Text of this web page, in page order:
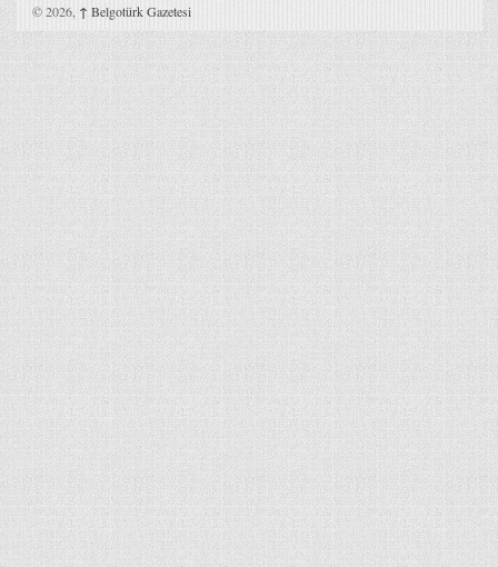
© 2026, ↑ Belgotürk Gazetesi